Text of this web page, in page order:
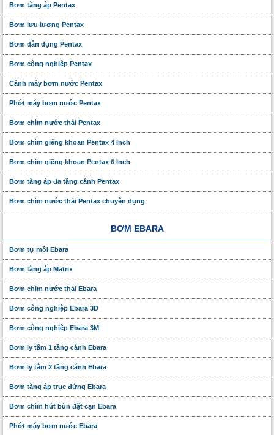
Bơm tăng áp Pentax
Bơm lưu lượng Pentax
Bơm dân dụng Pentax
Bơm công nghiệp Pentax
Cánh máy bơm nước Pentax
Phớt máy bơm nước Pentax
Bơm chìm nước thải Pentax
Bơm chìm giếng khoan Pentax 4 Inch
Bơm chìm giếng khoan Pentax 6 Inch
Bơm tăng áp đa tầng cánh Pentax
Bơm chìm nước thải Pentax chuyên dụng
BƠM EBARA
Bơm tự mồi Ebara
Bơm tăng áp Matrix
Bơm chìm nước thải Ebara
Bơm công nghiệp Ebara 3D
Bơm công nghiệp Ebara 3M
Bơm ly tâm 1 tầng cánh Ebara
Bơm ly tâm 2 tầng cánh Ebara
Bơm tăng áp trục đứng Ebara
Bơm chìm hút bùn đặt cạn Ebara
Phớt máy bơm nước Ebara